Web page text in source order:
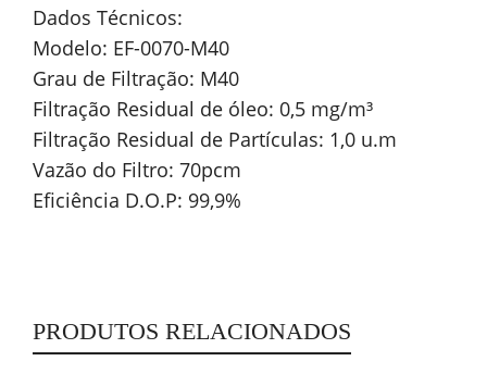
Dados Técnicos:
Modelo: EF-0070-M40
Grau de Filtração: M40
Filtração Residual de óleo: 0,5 mg/m³
Filtração Residual de Partículas: 1,0 u.m
Vazão do Filtro: 70pcm
Eficiência D.O.P: 99,9%
PRODUTOS RELACIONADOS